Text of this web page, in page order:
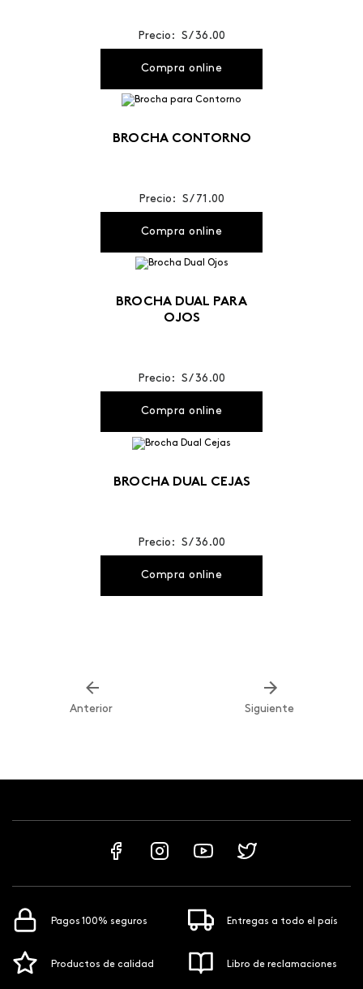
Precio: S/ 36.00
Compra online
BROCHA CONTORNO
Precio: S/ 71.00
Compra online
BROCHA DUAL PARA
OJOS
Precio: S/ 36.00
Compra online
BROCHA DUAL CEJAS
Precio: S/ 36.00
Compra online
Anterior Siguiente
Pagos 100% seguros Entregas a todo el país
Productos de calidad Libro de reclamaciones